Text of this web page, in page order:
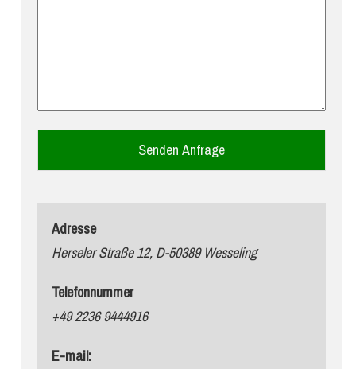
Adresse
Herseler Straße 12, D-50389 Wesseling
Telefonnummer
+49 2236 9444916
E-mail: